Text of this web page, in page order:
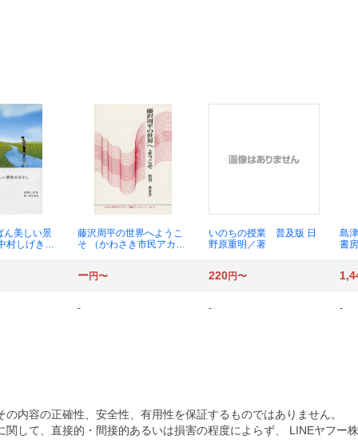
ん美しい景
村しげき／
藤沢周平の世界へようこ
そ （かわさき市民アカデ
／著
いのちの授業 普及版 日
野原重明／著
島
書
ー円〜 220円〜
- - -
内容の正確性、安全性、有用性を保証するものではありません。
して、直接的・間接的あるいは損害の程度によらず、 LINEヤフー